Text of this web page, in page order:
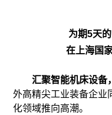
为期5天
在上海国
汇聚智能机床设备
外高精尖工业装备企业
化领域推向高潮。